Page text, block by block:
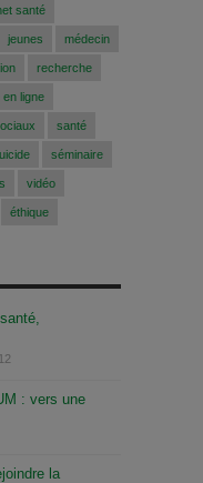
santé
jeunes médecin
recherche
ligne
santé
séminaire
vidéo
éthique
: vers une
la